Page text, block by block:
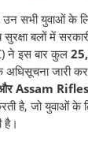
P
i
n
t
e
C
o
p
y
L
उन सभी युवाओं के
बलों में
ने इस बार कुल
अधिसूचना जारी
और Assam Rifles
है, जो युवाओं
है।